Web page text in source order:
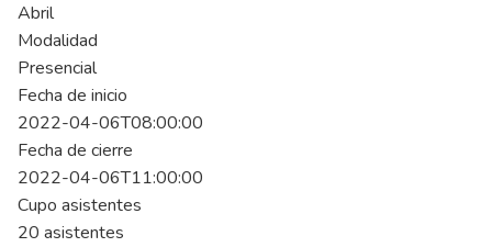
Abril
Modalidad
Presencial
Fecha de inicio
2022-04-06T08:00:00
Fecha de cierre
2022-04-06T11:00:00
Cupo asistentes
20 asistentes